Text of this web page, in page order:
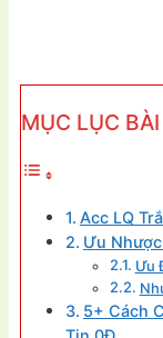
MỤC LỤC
Acc LQ
Ưu
Ưu
5+ Cách